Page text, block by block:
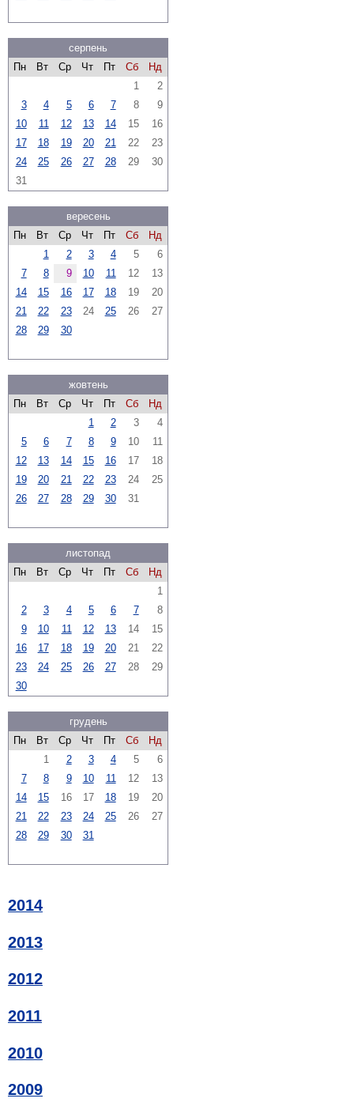
серпень
Пн
Вт Ср Чт Пт Сб
Нд
1
2
3
4 5 6 7 8
9
10
11 12 13 14 15
16
17
18 19 20 21 22
23
24
25 26 27 28 29
30
31
вересень
Пн
Вт Ср Чт Пт Сб
Нд
1
2 3 4 5
6
7
8 9 10 11 12
13
14
15 16 17 18 19
20
21
22 23 24 25 26
27
28
29 30
жовтень
Пн
Вт Ср Чт Пт Сб
Нд
1
2 3
4
5
6 7 8 9 10
11
12
13 14 15 16 17
18
19
20 21 22 23 24
25
26
27 28 29 30 31
листопад
Пн
Вт Ср Чт Пт Сб
Нд
1
2
3 4 5 6 7
8
9
10 11 12 13 14
15
16
17 18 19 20 21
22
23
24 25 26 27 28
29
30
грудень
Пн
Вт Ср Чт Пт Сб
Нд
1
2 3 4 5
6
7
8 9 10 11 12
13
14
15 16 17 18 19
20
21
22 23 24 25 26
27
28
29 30 31
2014
2013
2012
2011
2010
2009